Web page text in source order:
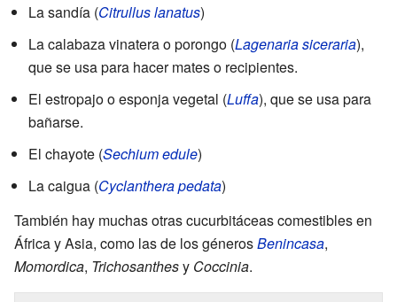
La sandía (Citrullus lanatus)
La calabaza vinatera o porongo (Lagenaria siceraria),
que se usa para hacer mates o recipientes.
El estropajo o esponja vegetal (Luffa), que se usa para
bañarse.
El chayote (Sechium edule)
La caigua (Cyclanthera pedata)
También hay muchas otras cucurbitáceas comestibles en
África y Asia, como las de los génerosBenincasa,
Momordica, Trichosanthesy Coccinia.